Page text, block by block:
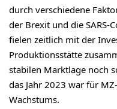
durch verschiedene
der Brexit und die SARS-
fielen zeitlich mit der
Produktionsstätte
stabilen Marktlage noch
das Jahr 2023 war für
Wachstums.